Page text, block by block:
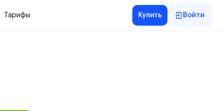
Тарифы Купить Войти